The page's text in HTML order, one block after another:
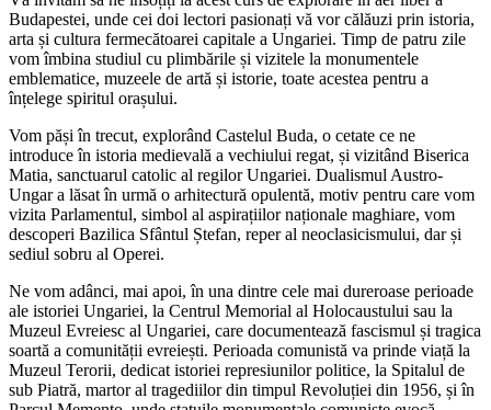
Budapestei, unde cei doi lectori pasionați vă vor călăuzi prin istoria,
arta și cultura fermecătoarei capitale a Ungariei. Timp de patru zile
vom îmbina studiul cu plimbările și vizitele la monumentele
emblematice, muzeele de artă și istorie, toate acestea pentru a
înțelege spiritul orașului.
Vom păși în trecut, explorând Castelul Buda, o cetate ce ne
introduce în istoria medievală a vechiului regat, și vizitând Biserica
Matia, sanctuarul catolic al regilor Ungariei. Dualismul Austro-
Ungar a lăsat în urmă o arhitectură opulentă, motiv pentru care vom
vizita Parlamentul, simbol al aspirațiilor naționale maghiare, vom
descoperi Bazilica Sfântul Ștefan, reper al neoclasicismului, dar și
sediul sobru al Operei.
Ne vom adânci, mai apoi, în una dintre cele mai dureroase perioade
ale istoriei Ungariei, la Centrul Memorial al Holocaustului sau la
Muzeul Evreiesc al Ungariei, care documentează fascismul și tragica
soartă a comunității evreiești. Perioada comunistă va prinde viață la
Muzeul Terorii, dedicat istoriei represiunilor politice, la Spitalul de
sub Piatră, martor al tragediilor din timpul Revoluției din 1956, și în